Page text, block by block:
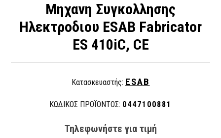
Μηχανη Συγκολλησης
Ηλεκτροδιου ESAB Fabricator
ES 410iC, CE
Κατασκευαστής: ESAB
ΚΩΔΙΚΟΣ ΠΡΟΪΟΝΤΟΣ: 0447100881
Τηλεφωνήστε για τιμή